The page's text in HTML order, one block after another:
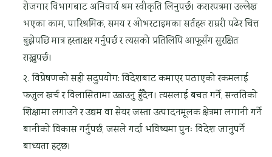
रोजगार विभागबाट अनिवार्य श्रम स्वीकृति लिनुपर्छ। करारपत्रमा उल्लेख
भएका काम, पारिश्रमिक, समय र ओभरटाइमका सर्तहरू राम्ररी पढेर चित्त
बुझेपछि मात्र हस्ताक्षर गर्नुपर्छ र त्यसको प्रतिलिपि आफूसँग सुरक्षित
राख्नुपर्छ।
२. विप्रेषणको सही सदुपयोग: विदेशबाट कमाएर पठाएको रकमलाई
फजुल खर्च र विलासितामा उडाउनु हुँदैन। त्यसलाई बचत गर्ने, सन्ततिको
शिक्षामा लगाउने र उद्यम वा सेयर जस्ता उत्पादनमूलक क्षेत्रमा लगानी गर्ने
बानीको विकास गर्नुपर्छ, जसले गर्दा भविष्यमा पुनः विदेश जानुपर्ने
बाध्यता हट्छ।